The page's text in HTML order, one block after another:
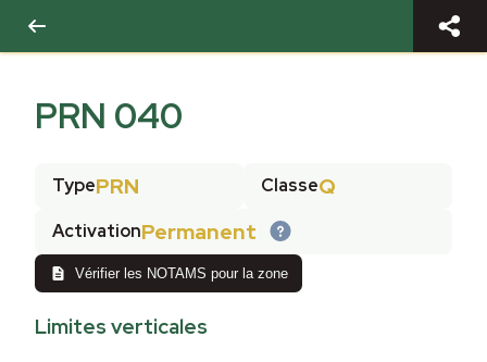
PRN 040
TypePRN ClasseQ
ActivationPermanent
Vérifier les NOTAMS pour la zone
Limites verticales